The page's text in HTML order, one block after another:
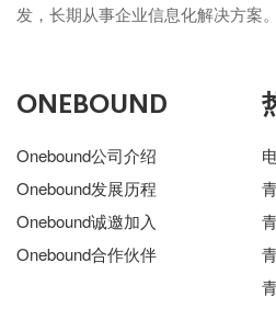
发，长期从事企业信息化解决方案。
ONEBOUND
Onebound公司介绍
Onebound发展历程
Onebound诚邀加入
Onebound合作伙伴